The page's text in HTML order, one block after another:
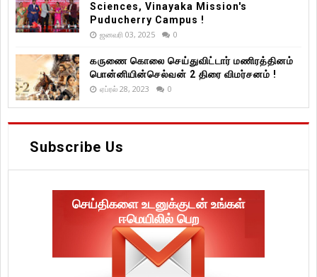
Sciences, Vinayaka Mission's
Puducherry Campus !
ஜனவரி 03, 2025 0
கருணை கொலை செய்துவிட்டார் மணிரத்தினம்
பொன்னியின்செல்வன் 2 திரை விமர்சனம் !
ஏப்ரல் 28, 2023 0
Subscribe Us
செய்திகளை உடனுக்குடன் உங்கள்
ஈமெயிலில் பெற